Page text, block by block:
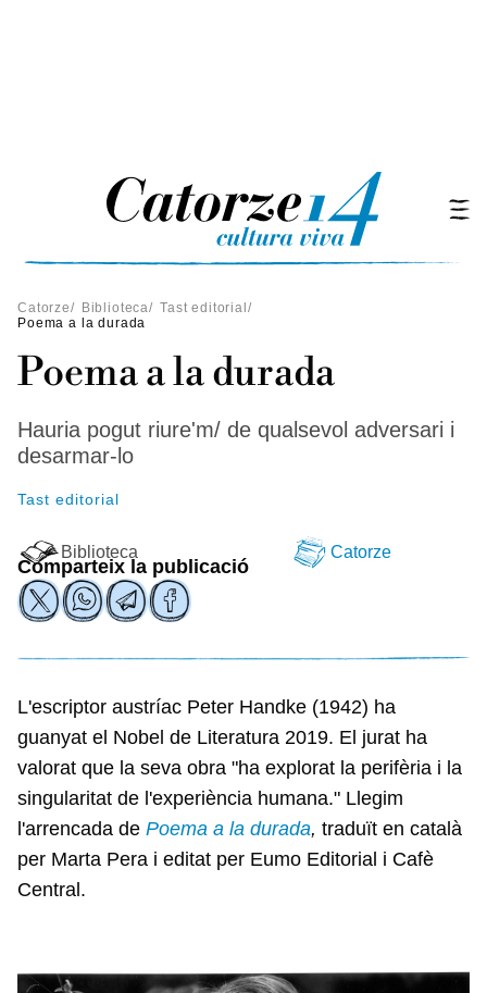
Catorze/ Biblioteca/ Tast editorial /
Poema a la durada
Poema a la durada
Hauria pogut riure'm/ de qualsevol adversari i
desarmar-lo
Tast editorial
Biblioteca Catorze
Comparteix la publicació
L'escriptor austríac Peter Handke (1942) ha
guanyat el Nobel de Literatura 2019. El jurat ha
valorat que la seva obra "ha explorat la perifèria i la
singularitat de l'experiència humana." Llegim
l'arrencada de Poema a la durada, traduït en català
per Marta Pera i editat per Eumo Editorial i Cafè
Central.